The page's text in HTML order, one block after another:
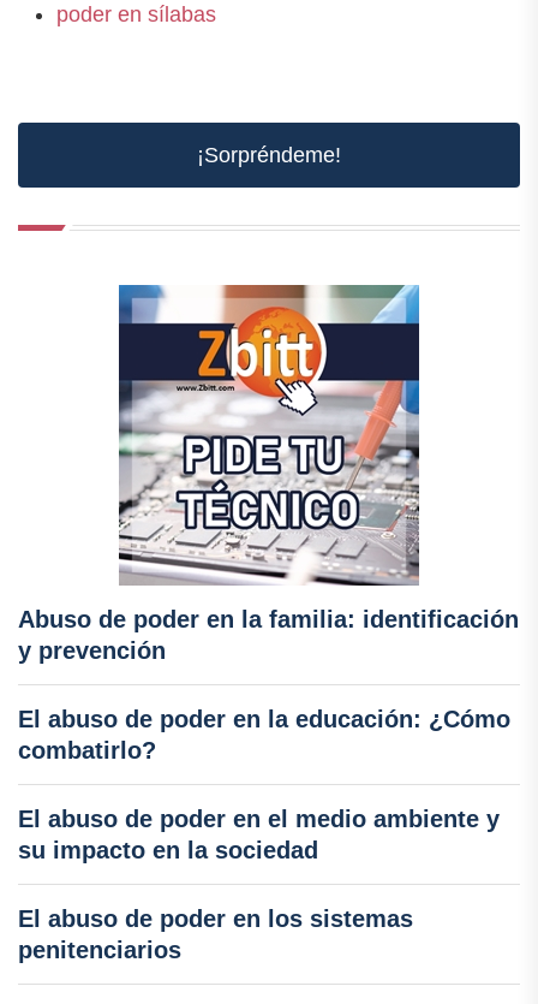
poder en sílabas
¡Sorpréndeme!
Abuso de poder en la familia: identificación
y prevención
El abuso de poder en la educación: ¿Cómo
combatirlo?
El abuso de poder en el medio ambiente y
su impacto en la sociedad
El abuso de poder en los sistemas
penitenciarios